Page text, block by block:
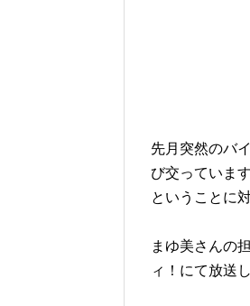
先月突然のバ
び交っていま
ということに
まゆ美さんの
ィ！にて放送